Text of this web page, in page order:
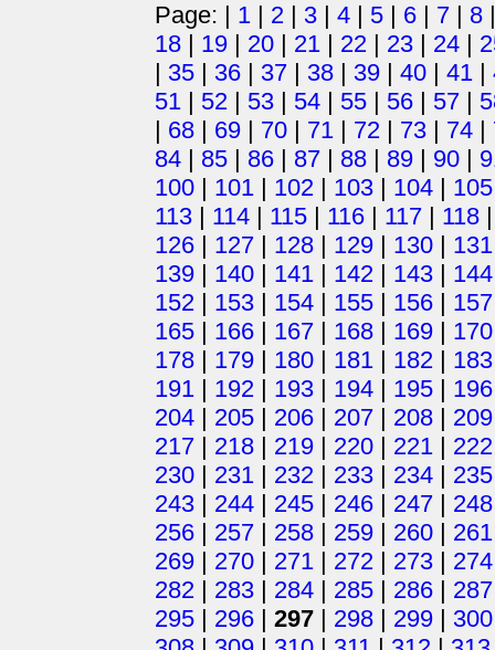
Page: | 1 | 2 | 3 | 4 | 5 | 6 | 7 | 8
18 | 19 | 20 | 21 | 22 | 23 | 24 |
| 35 | 36 | 37 | 38 | 39 | 40 | 41 |
51 | 52 | 53 | 54 | 55 | 56 | 57 |
| 68 | 69 | 70 | 71 | 72 | 73 | 74 |
84 | 85 | 86 | 87 | 88 | 89 | 90 |
100 | 101 | 102 | 103 | 104 | 105
113 | 114 | 115 | 116 | 117 | 118
126 | 127 | 128 | 129 | 130 | 131
139 | 140 | 141 | 142 | 143 | 144
152 | 153 | 154 | 155 | 156 | 157
165 | 166 | 167 | 168 | 169 | 170
178 | 179 | 180 | 181 | 182 | 183
191 | 192 | 193 | 194 | 195 | 196
204 | 205 | 206 | 207 | 208 | 209
217 | 218 | 219 | 220 | 221 | 222
230 | 231 | 232 | 233 | 234 | 235
243 | 244 | 245 | 246 | 247 | 248
256 | 257 | 258 | 259 | 260 | 261
269 | 270 | 271 | 272 | 273 | 274
282 | 283 | 284 | 285 | 286 | 287
295 | 296 | 297 | 298 | 299 | 300